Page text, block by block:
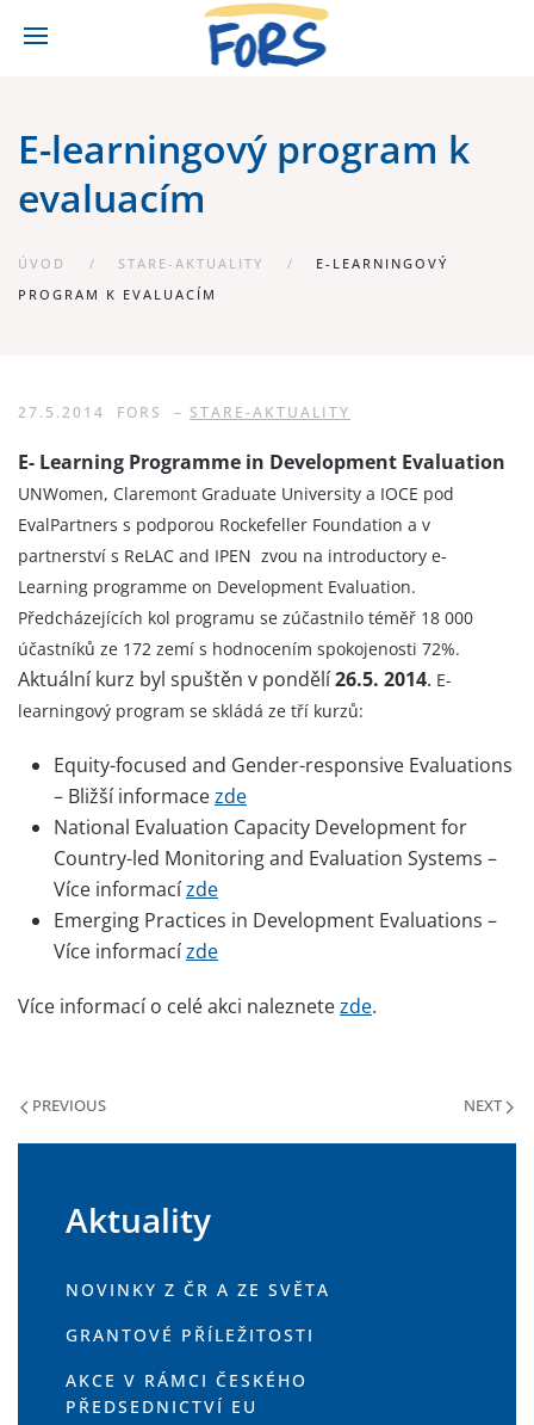
E-learningový program k
evaluacím
ÚVOD STARE-AKTUALITY
E-LEARNINGOVÝ
PROGRAM K EVALUACÍM
27.5.2014 FORS – STARE-AKTUALITY
E- Learning Programme in Development Evaluation
UNWomen, Claremont Graduate University a IOCE pod
EvalPartners s podporou Rockefeller Foundation a v
partnerství s ReLAC and IPEN zvou na introductory e-
Learning programme on Development Evaluation.
Předcházejících kol programu se zúčastnilo téměř 18 000
účastníků ze 172 zemí s hodnocením spokojenosti 72%.
Aktuální kurz byl spuštěn v pondělí26.5. 2014. E-
learningový program se skládá ze tří kurzů:
Equity-focused and Gender-responsive Evaluations
– Bližší informacezde
National Evaluation Capacity Development for
Country-led Monitoring and Evaluation Systems –
Více informacízde
Emerging Practices in Development Evaluations –
Více informacízde
Více informací o celé akci naleznetezde.
PREVIOUS NEXT
Aktuality
NOVINKY Z ČR A ZE SVĚTA
GRANTOVÉ PŘÍLEŽITOSTI
AKCE V RÁMCI ČESKÉHO
PŘEDSEDNICTVÍ EU